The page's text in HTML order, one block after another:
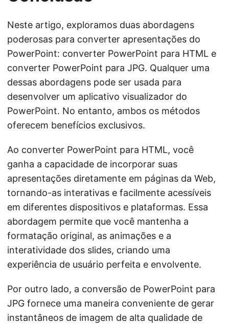
Neste artigo, exploramos duas abordagens
poderosas para converter apresentações do
PowerPoint: converter PowerPoint para HTML e
converter PowerPoint para JPG. Qualquer uma
dessas abordagens pode ser usada para
desenvolver um aplicativo visualizador do
PowerPoint. No entanto, ambos os métodos
oferecem benefícios exclusivos.
Ao converter PowerPoint para HTML, você
ganha a capacidade de incorporar suas
apresentações diretamente em páginas da Web,
tornando-as interativas e facilmente acessíveis
em diferentes dispositivos e plataformas. Essa
abordagem permite que você mantenha a
formatação original, as animações e a
interatividade dos slides, criando uma
experiência de usuário perfeita e envolvente.
Por outro lado, a conversão de PowerPoint para
JPG fornece uma maneira conveniente de gerar
instantâneos de imagem de alta qualidade de